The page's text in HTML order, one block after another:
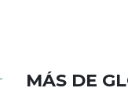
MÁS DE